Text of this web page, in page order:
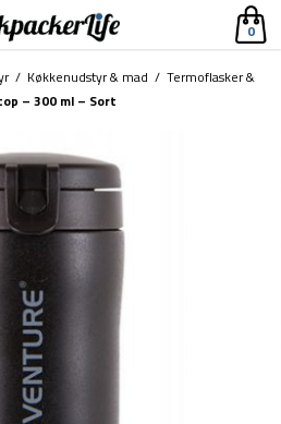
0
/ Køkkenudstyr & mad / Termoflasker &
– 300 ml – Sort